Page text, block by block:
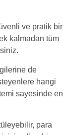
ve pratik bir
kalmadan tüm
de
hangi
sayesinde en
para